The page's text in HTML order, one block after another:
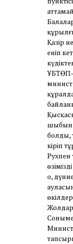
Қазір
еніп
ҰБТӨП-
болды,
кіріп
Рухпен
о,